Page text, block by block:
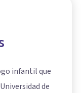
infantil que
de